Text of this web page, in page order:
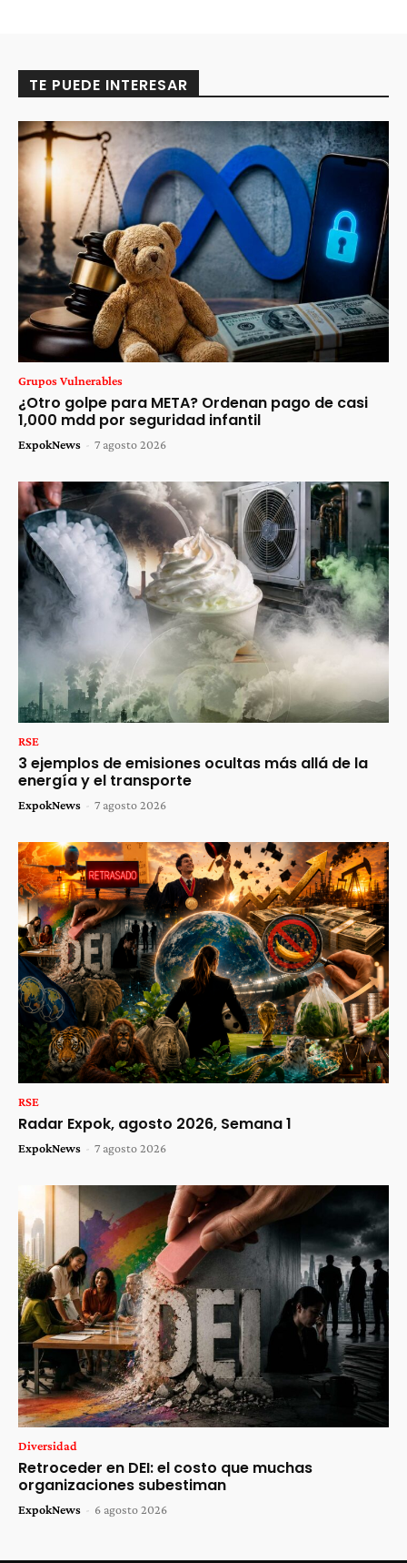
TE PUEDE INTERESAR
Grupos Vulnerables
¿Otro golpe para META? Ordenan pago de casi
1,000 mdd por seguridad infantil
ExpokNews - 7 agosto 2026
RSE
3 ejemplos de emisiones ocultas más allá de la
energía y el transporte
ExpokNews - 7 agosto 2026
RSE
Radar Expok, agosto 2026, Semana 1
ExpokNews - 7 agosto 2026
Diversidad
Retroceder en DEI: el costo que muchas
organizaciones subestiman
ExpokNews - 6 agosto 2026